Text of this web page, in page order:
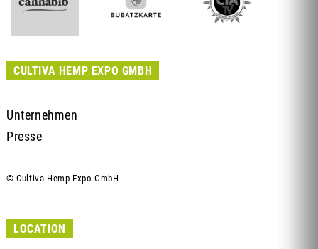
CULTIVA HEMP EXPO GMBH
Unternehmen
Presse
© Cultiva Hemp Expo GmbH
LOCATION